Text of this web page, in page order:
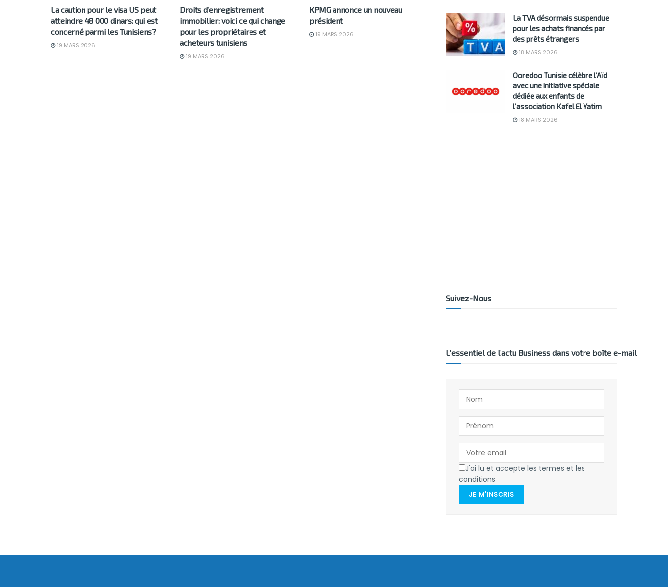
La caution pour le visa US peut
atteindre 48 000 dinars: qui est
concerné parmi les Tunisiens?
19 MARS 2026
Droits d’enregistrement
immobilier: voici ce qui change
pour les propriétaires et
acheteurs tunisiens
19 MARS 2026
KPMG annonce un nouveau
président
19 MARS 2026
La TVA désormais suspendue
pour les achats financés par
des prêts étrangers
18 MARS 2026
Ooredoo Tunisie célèbre l’Aïd
avec une initiative spéciale
dédiée aux enfants de
l’association Kafel El Yatim
18 MARS 2026
Suivez-Nous
L’essentiel de l’actu Business dans votre boîte e-mail
J'ai lu et accepte les termes et les
conditions
JE M'INSCRIS